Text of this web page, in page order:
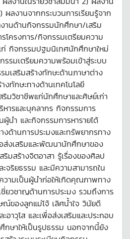
ลงานจากกระบวนการเรียนรู้จาก
านด้านกิจกรรมนักศึกษา/เสริม
โครงการ/กิจกรรมเตรียมความ
กิจกรรมปฐมนิเทศนักศึกษาใหม่
รมเตรียมความพร้อมเข้าสู่ระบบ
เสริมสร้างทักษะด้านภาษาต่าง
งทักษะทางด้านเทคโนโลยี
มวิชาชีพแก่นักศึกษาและศิษย์เก่า
รและบุคลากร กิจกรรมการ
ำ และกิจกรรมการหารายได้
ด้านการประมงและทรัพยากรทาง
ส่งเสริมและพัฒนานักศึกษาของ
มสร้างจิตอาสา รู้เรื่องของศิลป
ริยธรรม และมีความสามารถใน
วามเป็นผู้นำก่อให้เกิดคุณภาพทาง
ยวชาญด้านการประมง รวมถึงการ
ของลูกแม่โจ้ เลิศน้ำใจ วินัยดี
าวุโส และเพื่อส่งเสริมและประกอบ
กษาให้เป็นรูปธรรม นอกจากนี้ยัง